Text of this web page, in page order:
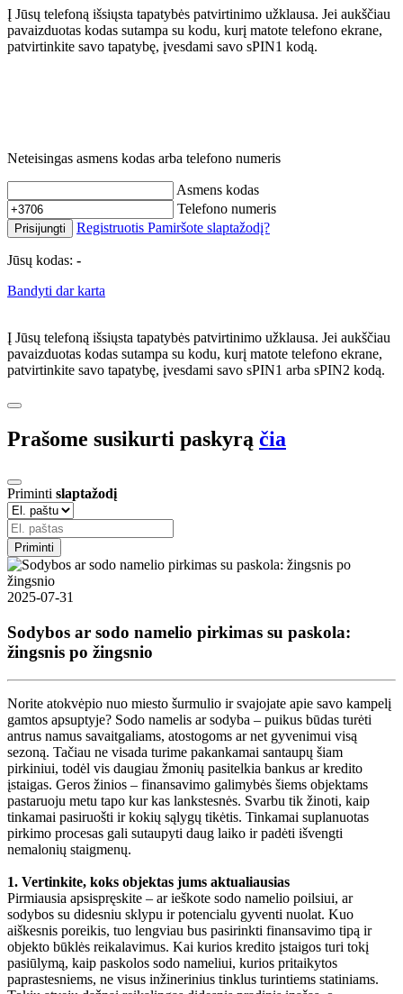
Į Jūsų telefoną išsiųsta tapatybės patvirtinimo užklausa. Jei aukščiau
pavaizduotas kodas sutampa su kodu, kurį matote telefono ekrane,
patvirtinkite savo tapatybę, įvesdami savo sPIN1 kodą.
Neteisingas asmens kodas arba telefono numeris
Asmens kodas
Telefono numeris
Prisijungti Registruotis Pamiršote slaptažodį?
Jūsų kodas: -
Bandyti dar karta
Į Jūsų telefoną išsiųsta tapatybės patvirtinimo užklausa. Jei aukščiau
pavaizduotas kodas sutampa su kodu, kurį matote telefono ekrane,
patvirtinkite savo tapatybę, įvesdami savo sPIN1 arba sPIN2 kodą.
Prašome susikurti paskyrą čia
Priminti slaptažodį
Priminti
2025-07-31
Sodybos ar sodo namelio pirkimas su paskola:
žingsnis po žingsnio
Norite atokvėpio nuo miesto šurmulio ir svajojate apie savo kampelį
gamtos apsuptyje? Sodo namelis ar sodyba – puikus būdas turėti
antrus namus savaitgaliams, atostogoms ar net gyvenimui visą
sezoną. Tačiau ne visada turime pakankamai santaupų šiam
pirkiniui, todėl vis daugiau žmonių pasitelkia bankus ar kredito
įstaigas. Geros žinios – finansavimo galimybės šiems objektams
pastaruoju metu tapo kur kas lankstesnės. Svarbu tik žinoti, kaip
tinkamai pasiruošti ir kokių sąlygų tikėtis. Tinkamai suplanuotas
pirkimo procesas gali sutaupyti daug laiko ir padėti išvengti
nemalonių staigmenų.
1. Vertinkite, koks objektas jums aktualiausias
Pirmiausia apsispręskite – ar ieškote sodo namelio poilsiui, ar
sodybos su didesniu sklypu ir potencialu gyventi nuolat. Kuo
aiškesnis poreikis, tuo lengviau bus pasirinkti finansavimo tipą ir
objekto būklės reikalavimus. Kai kurios kredito įstaigos turi tokį
pasiūlymą, kaip paskolos sodo nameliui, kurios pritaikytos
paprastesniems, ne visus inžinerinius tinklus turintiems statiniams.